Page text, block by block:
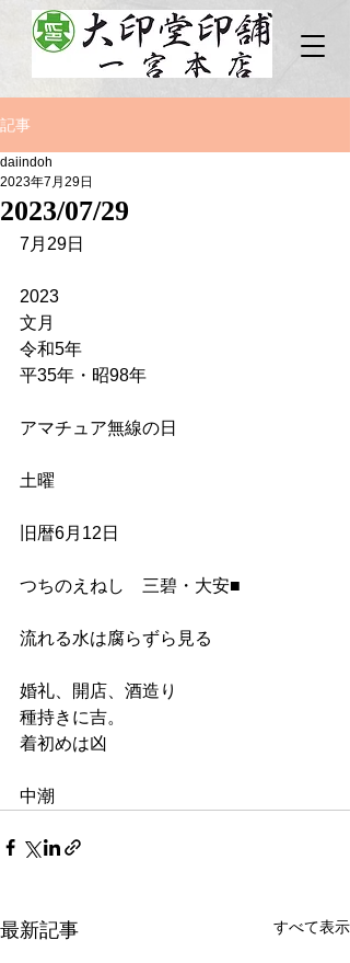
記事
2023/07/29
daiindoh
2023年7月29日
7月29日
2023
文月
令和5年
平35年・昭98年
アマチュア無線の日
土曜
旧暦6月12日
つちのえねし　三碧・大安■
流れる水は腐らずら見る
婚礼、開店、酒造り
種持きに吉。
着初めは凶
中潮
最新記事 すべて表示